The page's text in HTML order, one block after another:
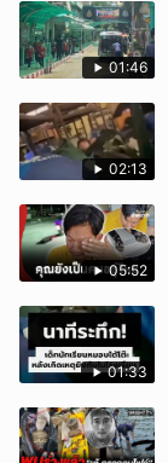
01:46
02:13
05:52
01:33